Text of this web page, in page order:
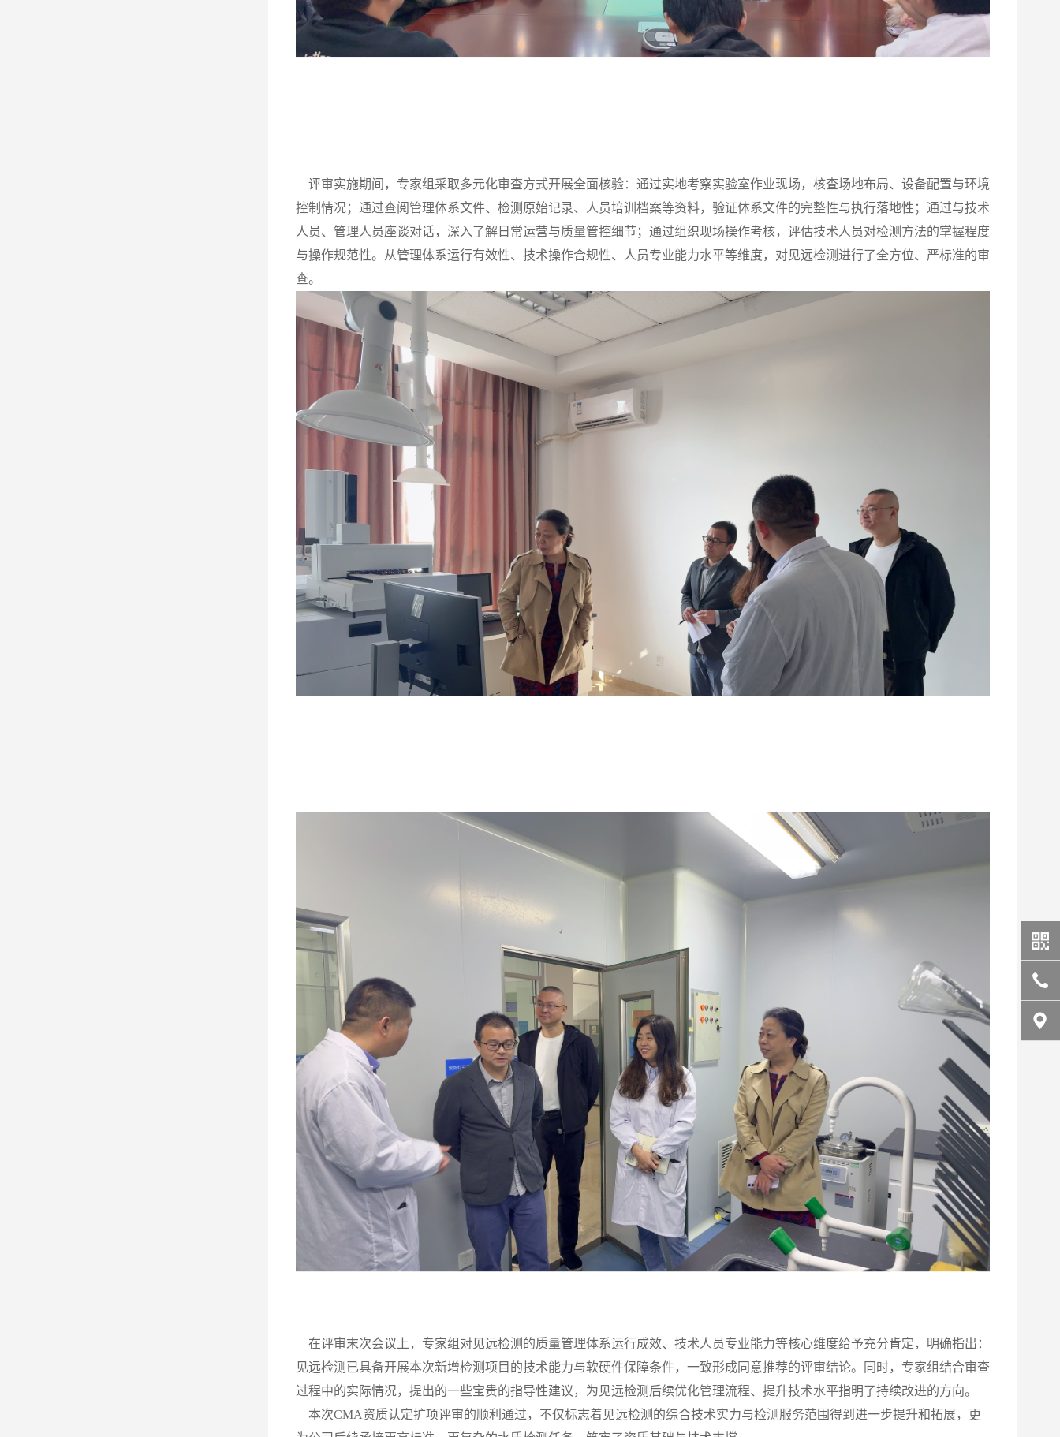
评审实施期间，专家组采取多元化审查方式开展全面核验：通过实地考察实验室作业现场，核查场地布局、设备配置与环境
控制情况；通过查阅管理体系文件、检测原始记录、人员培训档案等资料，验证体系文件的完整性与执行落地性；通过与技术
人员、管理人员座谈对话，深入了解日常运营与质量管控细节；通过组织现场操作考核，评估技术人员对检测方法的掌握程度
与操作规范性。从管理体系运行有效性、技术操作合规性、人员专业能力水平等维度，对见远检测进行了全方位、严标准的审
查。
在评审末次会议上，专家组对见远检测的质量管理体系运行成效、技术人员专业能力等核心维度给予充分肯定，明确指出：
见远检测已具备开展本次新增检测项目的技术能力与软硬件保障条件，一致形成同意推荐的评审结论。同时，专家组结合审查
过程中的实际情况，提出的一些宝贵的指导性建议，为见远检测后续优化管理流程、提升技术水平指明了持续改进的方向。
本次CMA资质认定扩项评审的顺利通过，不仅标志着见远检测的综合技术实力与检测服务范围得到进一步提升和拓展，更